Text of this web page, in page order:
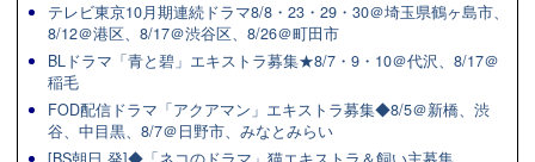
テレビ東京10月期連続ドラマ8/8・23・29・30＠埼玉県鶴ヶ島市、
8/12＠港区、8/17＠渋谷区、8/26＠町田市
BLドラマ「青と碧」エキストラ募集★8/7・9・10＠代沢、8/17＠
稲毛
FOD配信ドラマ「アクアマン」エキストラ募集◆8/5＠新橋、渋
谷、中目黒、8/7＠日野市、みなとみらい